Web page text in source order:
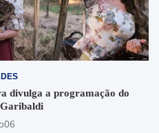
divulga a programação do